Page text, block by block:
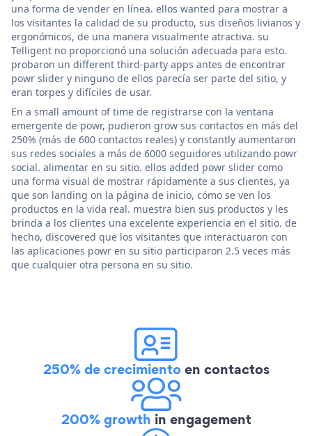
una forma de vender en línea. ellos wanted para mostrar a
los visitantes la calidad de su producto, sus diseños livianos y
ergonómicos, de una manera visualmente atractiva. su
Telligent no proporcionó una solución adecuada para esto.
probaron un different third-party apps antes de encontrar
powr slider y ninguno de ellos parecía ser parte del sitio, y
eran torpes y difíciles de usar.
En a small amount of time de registrarse con la ventana
emergente de powr, pudieron grow sus contactos en más del
250% (más de 600 contactos reales) y constantly aumentaron
sus redes sociales a más de 6000 seguidores utilizando powr
social. alimentar en su sitio. ellos added powr slider como
una forma visual de mostrar rápidamente a sus clientes, ya
que son landing on la página de inicio, cómo se ven los
productos en la vida real. muestra bien sus productos y les
brinda a los clientes una excelente experiencia en el sitio. de
hecho, discovered que los visitantes que interactuaron con
las aplicaciones powr en su sitio participaron 2.5 veces más
que cualquier otra persona en su sitio.
250% de crecimientoen contactos
200% growth in engagement